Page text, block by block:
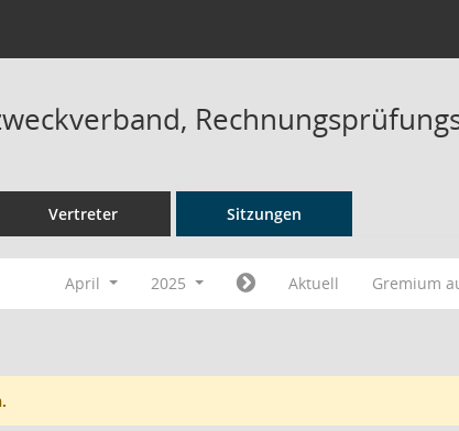
Vertreter Sitzungen
April 2025 Aktuell Gremium